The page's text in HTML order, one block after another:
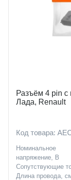
Разъём 4 pin с
Лада, Renault
Код товара:
Номинальное
напряжение, В
Сопутствующие
Длина провода,